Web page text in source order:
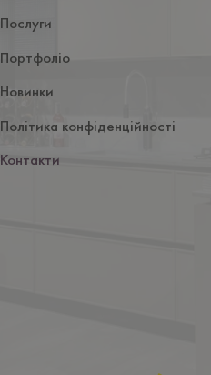
Послуги
Портфоліо
Новинки
Політика конфіденційності
Контакти